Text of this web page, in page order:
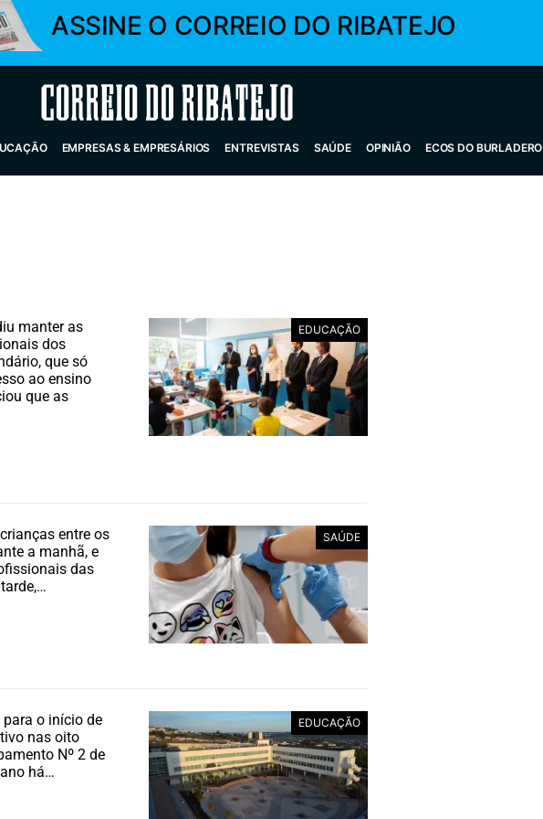
ASSINE O CORREIO DO RIBATEJO
Correio do Ribatejo
EMPRESAS & EMPRESÁRIOS ENTREVISTAS SAÚDE OPINIÃO ECOS DO BURLADERO
EDUCAÇÃO
manter as
dos
que só
ao ensino
que as
SAÚDE
entre os
a manhã, e
das
EDUCAÇÃO
o início de
nas oito
Nº 2 de
há…